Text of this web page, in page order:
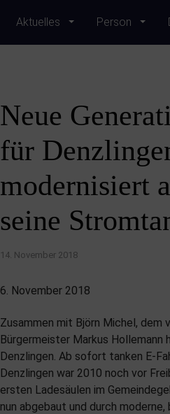
Aktuelles Person
Neue
für
modernisiert
seine
14. November 2018
6. November 2018
Zusammen mit Björn Michel,
Bürgermeister Markus
Denzlingen. Ab sofort tanken E-
Denzlingen war 2010 noch vor
ersten Ladesäulen im
nun abgebaut und durch